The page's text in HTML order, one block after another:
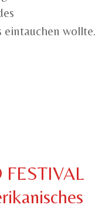
eintauchen wollte.